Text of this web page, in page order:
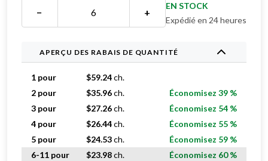
− +
EN STOCK
Expédié en 24 heures
APERÇU DES RABAIS DE QUANTITÉ
1 pour $59.24ch.
2 pour
$35.96ch.
Économisez 39 %
3 pour
$27.26ch.
Économisez 54 %
4 pour
$26.44ch.
Économisez 55 %
5 pour
$24.53ch.
Économisez 59 %
6-11 pour
$23.98ch.
Économisez 60 %